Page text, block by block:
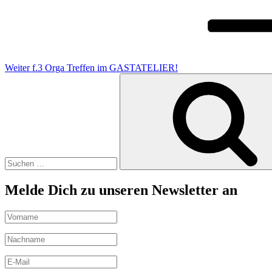
Weiter f.3 Orga Treffen im GASTATELIER!
Melde Dich zu unseren Newsletter an